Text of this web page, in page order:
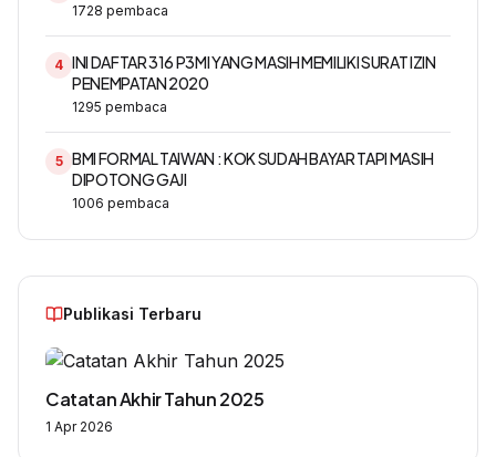
1728 pembaca
4 INI DAFTAR 316 P3MI YANG MASIH MEMILIKI SURAT IZIN
PENEMPATAN 2020
1295 pembaca
5 BMI FORMAL TAIWAN : KOK SUDAH BAYAR TAPI MASIH
DIPOTONG GAJI
1006 pembaca
Publikasi Terbaru
Catatan Akhir Tahun 2025
1 Apr 2026